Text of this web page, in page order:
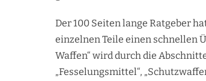
Der 100 Seiten lange Ratgeber
einzelnen Teile einen schnellen
Waffen“ wird durch die
„Fesselungsmittel“,